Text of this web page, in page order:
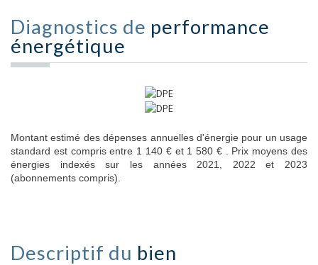
Diagnostics de performance
énergétique
Montant estimé des dépenses annuelles d'énergie pour un usage
standard est compris entre 1 140 € et 1 580 € . Prix moyens des
énergies indexés sur les années 2021, 2022 et 2023
(abonnements compris).
Descriptif du bien